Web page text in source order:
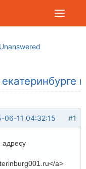
Unanswered
#1
06-11 04:32:15
адресу
a>